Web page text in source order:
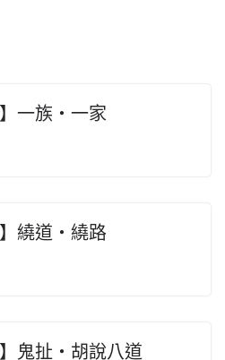
一族・一家
繞道・繞路
鬼扯・胡說八道